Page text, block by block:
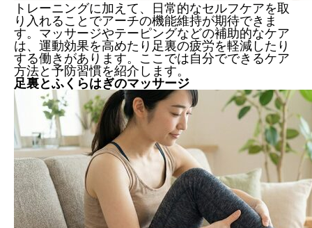
トレーニングに加えて、日常的なセルフケアを取
り入れることでアーチの機能維持が期待できま
す。マッサージやテーピングなどの補助的なケア
は、運動効果を高めたり足裏の疲労を軽減したり
する働きがあります。ここでは自分でできるケア
方法と予防習慣を紹介します。
足裏とふくらはぎのマッサージ